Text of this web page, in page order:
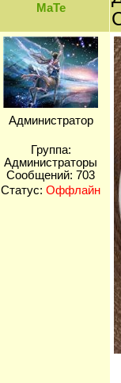
МаТе
Администратор
Группа:
Администраторы
Сообщений: 703
Статус: Оффлайн